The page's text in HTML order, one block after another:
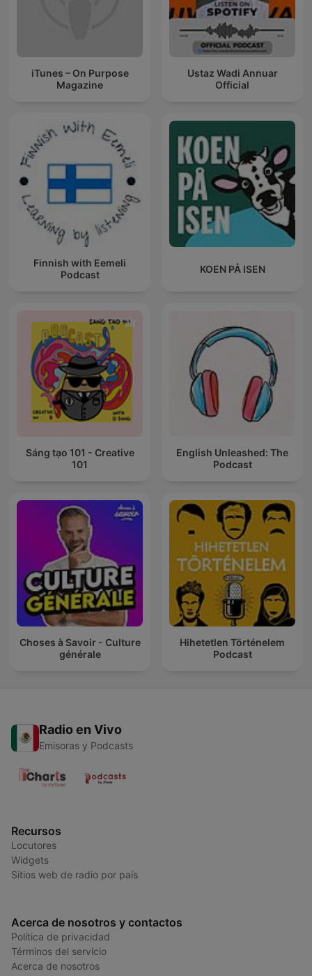
iTunes – On Purpose
Magazine
Ustaz Wadi Annuar
Official
Finnish with Eemeli
Podcast
KOEN PÅ ISEN
Sáng tạo 101 - Creative
101
English Unleashed: The
Podcast
Choses à Savoir - Culture
générale
Hihetetlen Történelem
Podcast
Radio en Vivo
Emisoras y Podcasts
Recursos
Locutores
Widgets
Sitios web de radio por país
Acerca de nosotros y contactos
Política de privacidad
Términos del servicio
Acerca de nosotros